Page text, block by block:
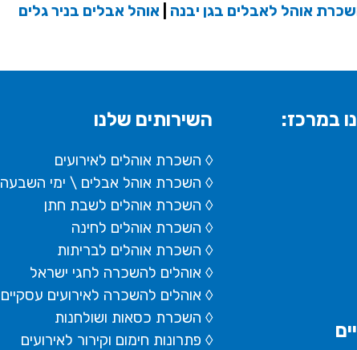
אוהל לאבלים בגן יבנה אוהל אבלים בניר גלים
במרכז: השירותים שלנו
◊ השכרת אוהלים לאירועים
◊ השכרת אוהל אבלים \ ימי השבעה
◊ השכרת אוהלים לשבת חתן
◊ השכרת אוהלים לחינה
◊ השכרת אוהלים לבריתות
◊ אוהלים להשכרה לחגי ישראל
◊ אוהלים להשכרה לאירועים עסקיים
◊ השכרת כסאות ושולחנות
◊ פתרונות חימום וקירור לאירועים